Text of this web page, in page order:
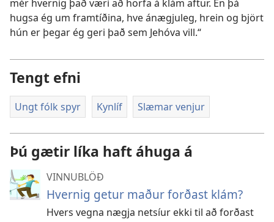
mér hvernig það væri að horfa á klám aftur. En þá
hugsa ég um framtíðina, hve ánægjuleg, hrein og björt
hún er þegar ég geri það sem Jehóva vill.“
Tengt efni
Ungt fólk spyr Kynlíf Slæmar venjur
Þú gætir líka haft áhuga á
VINNUBLÖÐ
Hvernig getur maður forðast klám?
Hvers vegna nægja netsíur ekki til að forðast